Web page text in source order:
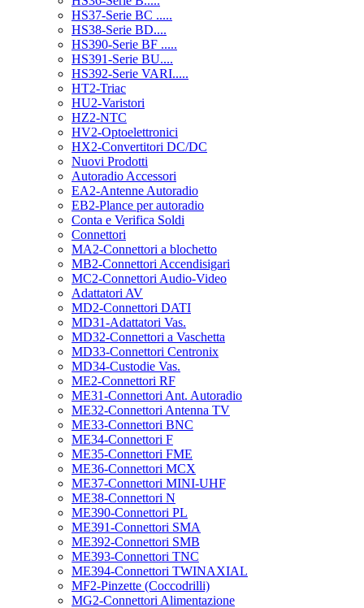
HS37-Serie BC .....
HS38-Serie BD....
HS390-Serie BF .....
HS391-Serie BU....
HS392-Serie VARI.....
HT2-Triac
HU2-Varistori
HZ2-NTC
HV2-Optoelettronici
HX2-Convertitori DC/DC
Nuovi Prodotti
Autoradio Accessori
EA2-Antenne Autoradio
EB2-Plance per autoradio
Conta e Verifica Soldi
Connettori
MA2-Connettori a blochetto
MB2-Connettori Accendisigari
MC2-Connettori Audio-Video
Adattatori AV
MD2-Connettori DATI
MD31-Adattatori Vas.
MD32-Connettori a Vaschetta
MD33-Connettori Centronix
MD34-Custodie Vas.
ME2-Connettori RF
ME31-Connettori Ant. Autoradio
ME32-Connettori Antenna TV
ME33-Connettori BNC
ME34-Connettori F
ME35-Connettori FME
ME36-Connettori MCX
ME37-Connettori MINI-UHF
ME38-Connettori N
ME390-Connettori PL
ME391-Connettori SMA
ME392-Connettori SMB
ME393-Connettori TNC
ME394-Connettori TWINAXIAL
MF2-Pinzette (Coccodrilli)
MG2-Connettori Alimentazione